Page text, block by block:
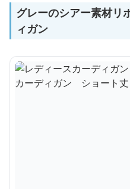
グレーのシアー素材リ
ィガン